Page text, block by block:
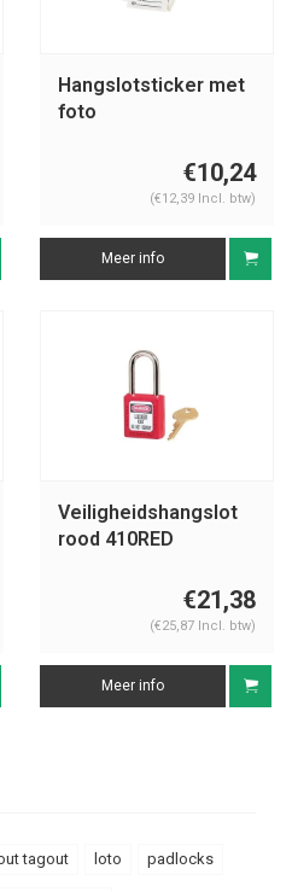
Hangslotsticker met
foto
€10,24
(€12,39 Incl. btw)
Meer info
Veiligheidshangslot
rood 410RED
€21,38
(€25,87 Incl. btw)
Meer info
tagout loto padlocks